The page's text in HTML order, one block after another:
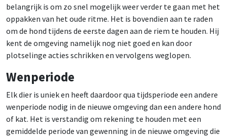
belangrijk is om zo snel mogelijk weer verder te gaan met het
oppakken van het oude ritme. Het is bovendien aan te raden
om de hond tijdens de eerste dagen aan de riem te houden. Hij
kent de omgeving namelijk nog niet goed en kan door
plotselinge acties schrikken en vervolgens weglopen.
Wenperiode
Elk dier is uniek en heeft daardoor qua tijdsperiode een andere
wenperiode nodig in de nieuwe omgeving dan een andere hond
of kat. Het is verstandig om rekening te houden met een
gemiddelde periode van gewenning in de nieuwe omgeving die